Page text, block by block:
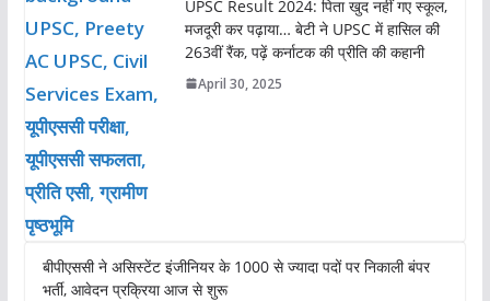
UPSC Result 2024: पिता खुद नहीं गए स्कूल,
मजदूरी कर पढ़ाया… बेटी ने UPSC में हासिल की
263वीं रैंक, पढ़ें कर्नाटक की प्रीति की कहानी
April 30, 2025
बीपीएससी ने असिस्टेंट इंजीनियर के 1000 से ज्यादा पदों पर निकाली बंपर
भर्ती, आवेदन प्रक्रिया आज से शुरू